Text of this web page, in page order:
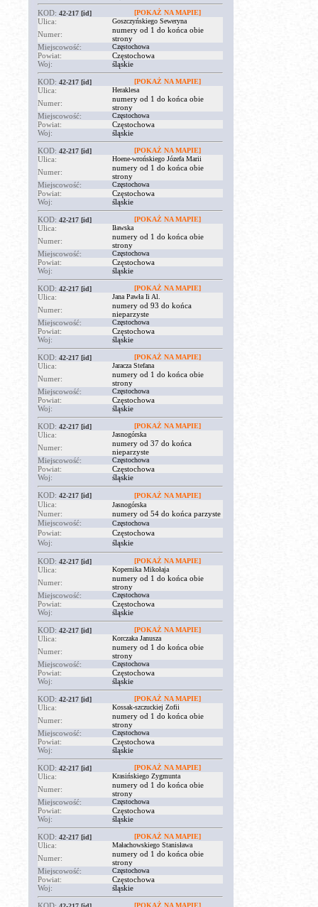
KOD: 42-217 [id] [POKAŻ NA MAPIE]
Ulica: Goszczyńskiego Seweryna
Numer:
numery od 1 do końca obie
strony
Miejscowość:
Częstochowa
Powiat:
Częstochowa
Woj:
śląskie
KOD: 42-217 [id] [POKAŻ NA MAPIE]
Ulica: Heraklesa
Numer:
numery od 1 do końca obie
strony
Miejscowość:
Częstochowa
Powiat:
Częstochowa
Woj:
śląskie
KOD: 42-217 [id] [POKAŻ NA MAPIE]
Ulica: Hoene-wrońskiego Józefa Marii
Numer:
numery od 1 do końca obie
strony
Miejscowość:
Częstochowa
Powiat:
Częstochowa
Woj:
śląskie
KOD: 42-217 [id] [POKAŻ NA MAPIE]
Ulica: Iławska
Numer:
numery od 1 do końca obie
strony
Miejscowość:
Częstochowa
Powiat:
Częstochowa
Woj:
śląskie
KOD: 42-217 [id] [POKAŻ NA MAPIE]
Ulica: Jana Pawła Ii Al.
Numer:
numery od 93 do końca
nieparzyste
Miejscowość:
Częstochowa
Powiat:
Częstochowa
Woj:
śląskie
KOD: 42-217 [id] [POKAŻ NA MAPIE]
Ulica: Jaracza Stefana
Numer:
numery od 1 do końca obie
strony
Miejscowość:
Częstochowa
Powiat:
Częstochowa
Woj:
śląskie
KOD: 42-217 [id] [POKAŻ NA MAPIE]
Ulica: Jasnogórska
Numer:
numery od 37 do końca
nieparzyste
Miejscowość:
Częstochowa
Powiat:
Częstochowa
Woj:
śląskie
KOD: 42-217 [id] [POKAŻ NA MAPIE]
Ulica: Jasnogórska
Numer:
numery od 54 do końca parzyste
Miejscowość:
Częstochowa
Powiat:
Częstochowa
Woj:
śląskie
KOD: 42-217 [id] [POKAŻ NA MAPIE]
Ulica: Kopernika Mikołaja
Numer:
numery od 1 do końca obie
strony
Miejscowość:
Częstochowa
Powiat:
Częstochowa
Woj:
śląskie
KOD: 42-217 [id] [POKAŻ NA MAPIE]
Ulica: Korczaka Janusza
Numer:
numery od 1 do końca obie
strony
Miejscowość:
Częstochowa
Powiat:
Częstochowa
Woj:
śląskie
KOD: 42-217 [id] [POKAŻ NA MAPIE]
Ulica: Kossak-szczuckiej Zofii
Numer:
numery od 1 do końca obie
strony
Miejscowość:
Częstochowa
Powiat:
Częstochowa
Woj:
śląskie
KOD: 42-217 [id] [POKAŻ NA MAPIE]
Ulica: Krasińskiego Zygmunta
Numer:
numery od 1 do końca obie
strony
Miejscowość:
Częstochowa
Powiat:
Częstochowa
Woj:
śląskie
KOD: 42-217 [id] [POKAŻ NA MAPIE]
Ulica: Małachowskiego Stanisława
Numer:
numery od 1 do końca obie
strony
Miejscowość:
Częstochowa
Powiat:
Częstochowa
Woj:
śląskie
[POKAŻ NA MAPIE]